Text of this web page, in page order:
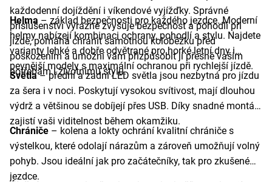
každodenní dojíždění i víkendové vyjížďky. Správné
příslušenství výrazně zvyšuje bezpečnost a pohodlí při
jízdě, pomáhá chránit samotnou koloběžku před
poškozením a umožní vám přizpůsobit ji přesně vašim
potřebám i životnímu stylu.
Helma – základ bezpečnosti pro každého jezdce. Moderní
helmy nabízejí kombinaci ochrany, pohodlí a stylu. Najdete
varianty lehké a dobře odvětrané pro horké letní dny i
pevnější modely s maximální ochranou při rychlejší jízdě.
Světla– přední a zadní LED světla jsou nezbytná pro jízdu
za šera i v noci. Poskytují vysokou svítivost, mají dlouhou
výdrž a většinou se dobíjejí přes USB. Díky snadné montáži
zajistí vaši viditelnost během okamžiku.
Chrániče – kolena a lokty ochrání kvalitní chrániče s
výstelkou, které odolají nárazům a zároveň umožňují volný
pohyb. Jsou ideální jak pro začátečníky, tak pro zkušené
jezdce.